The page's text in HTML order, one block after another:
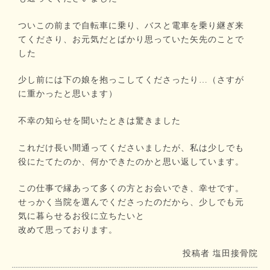
ついこの前まで自転車に乗り、バスと電車を乗り継ぎ来
てくださり、お元気だとばかり思っていた矢先のことで
した
少し前には下の娘を抱っこしてくださったり…（さすが
に重かったと思います）
不幸の知らせを聞いたときは驚きました
これだけ長い間通ってくださいましたが、私は少しでも
役にたてたのか、何かできたのかと思い返しています。
この仕事で縁あって多くの方とお会いでき、幸せです。
せっかく当院を選んでくださったのだから、少しでも元
気に暮らせるお役に立ちたいと
改めて思っております。
投稿者 塩田接骨院